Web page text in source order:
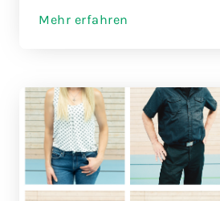
Mehr erfahren